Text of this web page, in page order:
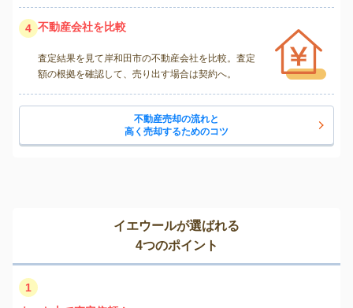
4 不動産会社を比較
査定結果を見て岸和田市の不動産会社を比較。査定
額の根拠を確認して、売り出す場合は契約へ。
不動産売却の流れと
高く売却するためのコツ
イエウールが選ばれる
4つのポイント
1